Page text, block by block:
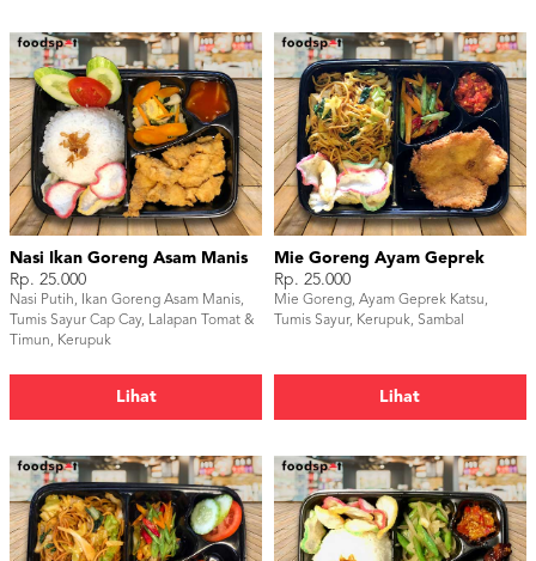
Nasi Ikan Goreng Asam Manis
Rp. 25.000
Nasi Putih, Ikan Goreng Asam Manis,
Tumis Sayur Cap Cay, Lalapan Tomat &
Timun, Kerupuk
Lihat
Mie Goreng Ayam Geprek
Rp. 25.000
Mie Goreng, Ayam Geprek Katsu,
Tumis Sayur, Kerupuk, Sambal
Lihat